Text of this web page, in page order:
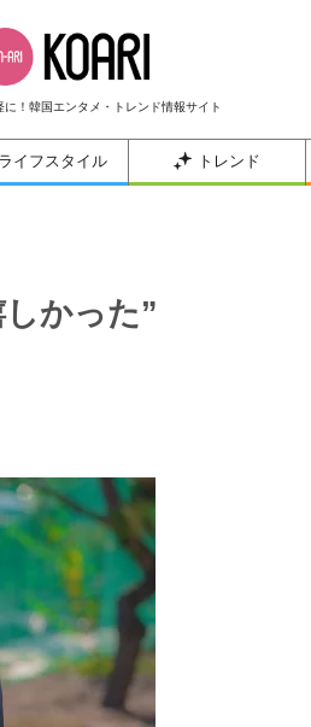
に！韓国エンタメ・トレンド情報サイト
ライフスタイル トレンド
かった”